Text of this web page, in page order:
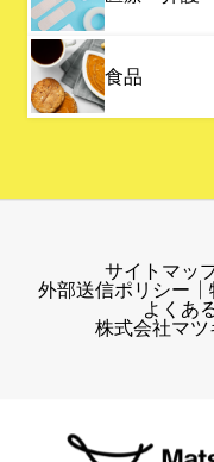
食品
サイトマッ
外部送信ポリシー
よくあ
株式会社マ